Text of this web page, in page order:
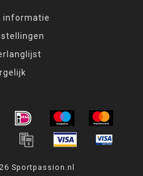
informatie
Sportpassion.nl